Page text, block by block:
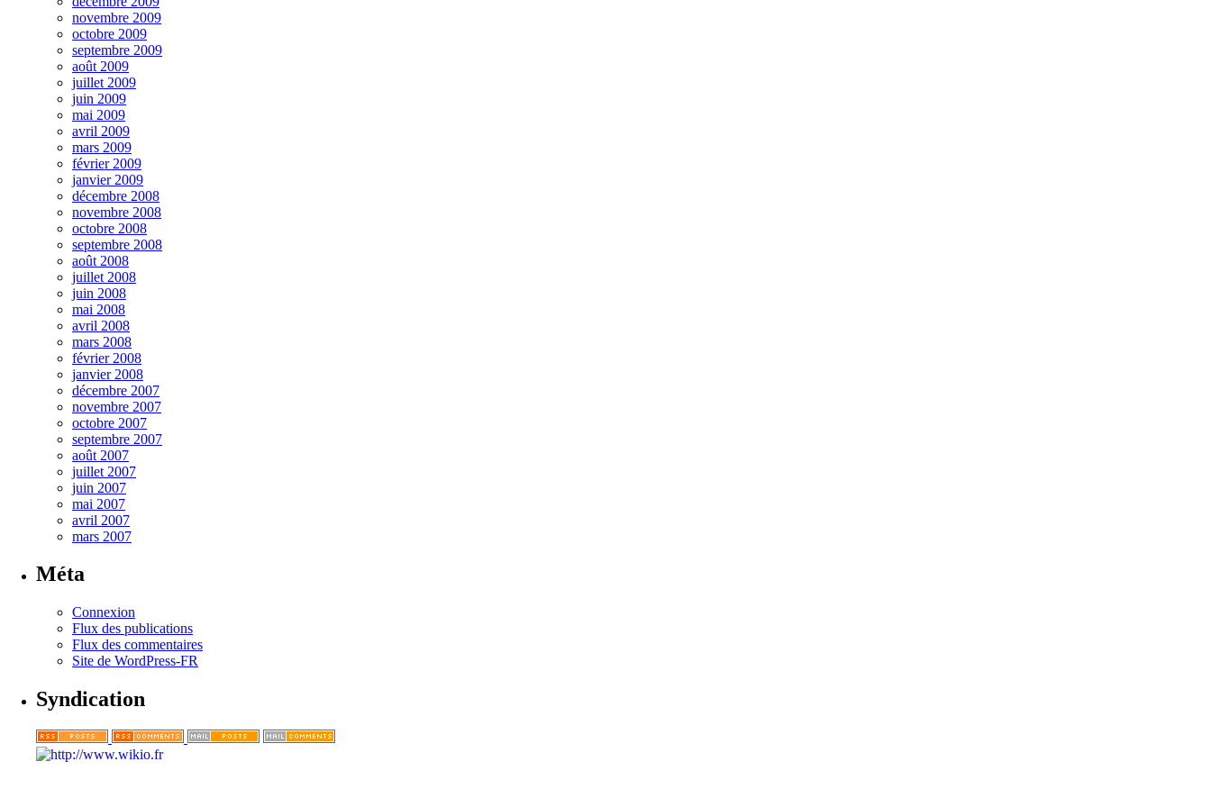
novembre 2009
octobre 2009
septembre 2009
août 2009
juillet 2009
juin 2009
mai 2009
avril 2009
mars 2009
février 2009
janvier 2009
décembre 2008
novembre 2008
octobre 2008
septembre 2008
août 2008
juillet 2008
juin 2008
mai 2008
avril 2008
mars 2008
février 2008
janvier 2008
décembre 2007
novembre 2007
octobre 2007
septembre 2007
août 2007
juillet 2007
juin 2007
mai 2007
avril 2007
mars 2007
Méta
Connexion
Flux des publications
Flux des commentaires
Site de WordPress-FR
Syndication